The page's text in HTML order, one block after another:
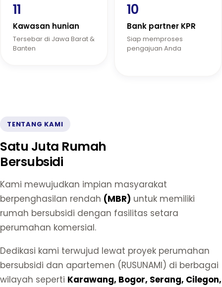
11
Kawasan hunian
Tersebar di Jawa Barat &
Banten
10
Bank partner KPR
Siap memproses
pengajuan Anda
TENTANG KAMI
Satu Juta Rumah
Bersubsidi
Kami mewujudkan impian masyarakat
berpenghasilan rendah (MBR) untuk memiliki
rumah bersubsidi dengan fasilitas setara
perumahan komersial.
Dedikasi kami terwujud lewat proyek perumahan
bersubsidi dan apartemen (RUSUNAMI) di berbagai
wilayah seperti Karawang, Bogor, Serang, Cilegon,